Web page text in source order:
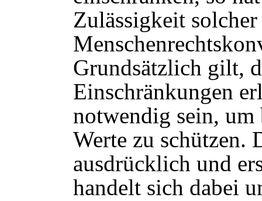
Zulässigkeit
Grundsätzlich gilt,
Einschränkungen
notwendig sein, um
Werte zu schützen.
ausdrücklich und
handelt sich dabei